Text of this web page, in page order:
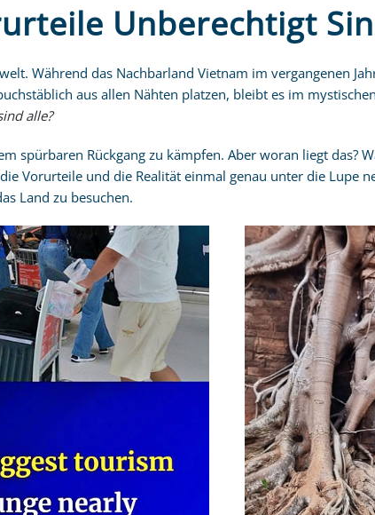
Unberechtigt
Während das Nachbarland Vietnam im vergangenen
aus allen Nähten platzen, bleibt es im
alle?
spürbaren Rückgang zu kämpfen. Aber woran liegt das?
Vorurteile und die Realität einmal genau unter die Lupe
Land zu besuchen.